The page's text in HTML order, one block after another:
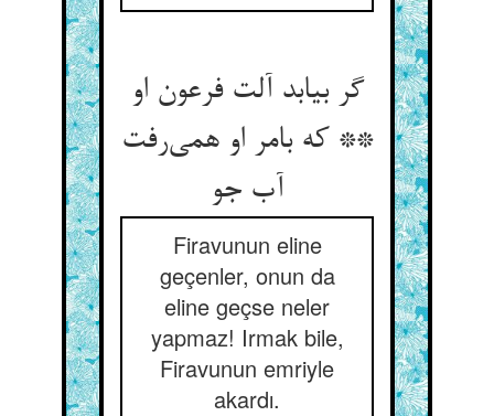
گر بیابد آلت فرعون او
** که بامر او همی‌رفت
آب جو
Firavunun eline
geçenler, onun da
eline geçse neler
yapmaz! Irmak bile,
Firavunun emriyle
akardı.